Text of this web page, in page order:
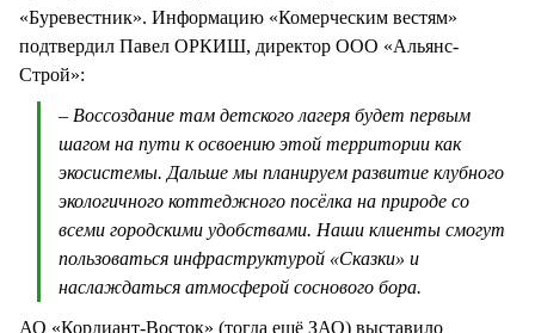
«Буревестник». Информацию «Комерческим вестям»
подтвердил Павел ОРКИШ, директор ООО «Альянс-
Строй»:
– Воссоздание там детского лагеря будет первым
шагом на пути к освоению этой территории как
экосистемы. Дальше мы планируем развитие клубного
экологичного коттеджного посёлка на природе со
всеми городскими удобствами. Наши клиенты смогут
пользоваться инфраструктурой «Сказки» и
наслаждаться атмосферой соснового бора.
АО «Кордиант-Восток» (тогда ещё ЗАО) выставило